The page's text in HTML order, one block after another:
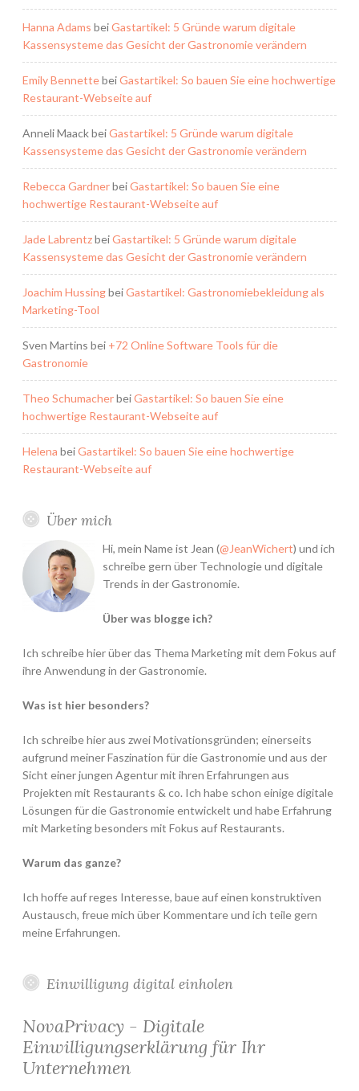
Hanna Adams beiGastartikel: 5 Gründe warum digitale
Kassensysteme das Gesicht der Gastronomie verändern
Emily BennettebeiGastartikel: So bauen Sie eine hochwertige
Restaurant-Webseite auf
Anneli MaackbeiGastartikel: 5 Gründe warum digitale
Kassensysteme das Gesicht der Gastronomie verändern
Rebecca GardnerbeiGastartikel: So bauen Sie eine
hochwertige Restaurant-Webseite auf
Jade LabrentzbeiGastartikel: 5 Gründe warum digitale
Kassensysteme das Gesicht der Gastronomie verändern
Joachim HussingbeiGastartikel: Gastronomiebekleidung als
Marketing-Tool
Sven Martins bei +72 Online Software Tools für die
Gastronomie
Theo SchumacherbeiGastartikel: So bauen Sie eine
hochwertige Restaurant-Webseite auf
Helena beiGastartikel: So bauen Sie eine hochwertige
Restaurant-Webseite auf
Über mich
Hi, mein Name ist Jean (@JeanWichert) und ich
schreibe gern über Technologie und digitale
Trends in der Gastronomie.
Über was blogge ich?
Ich schreibe hier über das Thema Marketing mit dem Fokus auf
ihre Anwendung in der Gastronomie.
Was ist hier besonders?
Ich schreibe hier aus zwei Motivationsgründen; einerseits
aufgrund meiner Faszination für die Gastronomie und aus der
Sicht einer jungen Agentur mit ihren Erfahrungen aus
Projekten mit Restaurants & co. Ich habe schon einige digitale
Lösungen für die Gastronomie entwickelt und habe Erfahrung
mit Marketing besonders mit Fokus auf Restaurants.
Warum das ganze?
Ich hoffe auf reges Interesse, baue auf einen konstruktiven
Austausch, freue mich über Kommentare und ich teile gern
meine Erfahrungen.
Einwilligung digital einholen
NovaPrivacy - Digitale
Einwilligungserklärung für Ihr
Unternehmen